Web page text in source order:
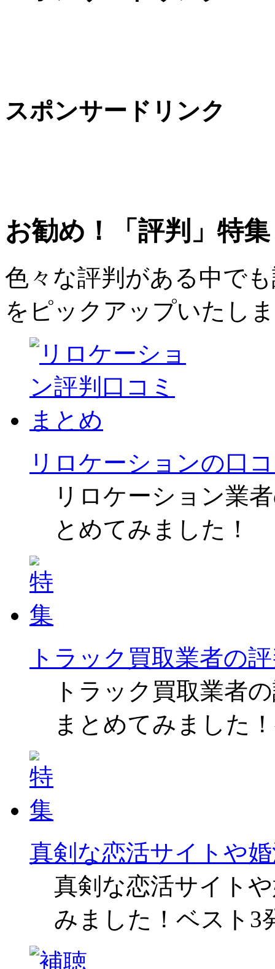
スポンサードリンク
お勧め！「評判」特集
色々な評判がある中で
をピックアップいたし
リロケーションの口
リロケーション業
とめてみました！
トラック買取業者の
トラック買取業者
まとめてみました
真剣な恋活サイトや
真剣な恋活サイト
みました！ベスト3